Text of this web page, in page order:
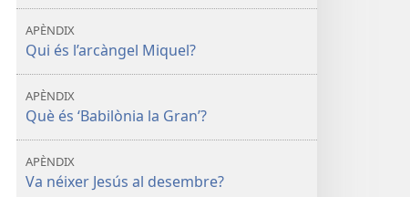
APÈNDIX
Qui és l’arcàngel Miquel?
APÈNDIX
Què és ‘Babilònia la Gran’?
APÈNDIX
Va néixer Jesús al desembre?